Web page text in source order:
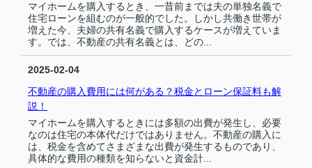
マイホームを購入するとき、一昔前までは夫の単独名義で
住宅ローンを組むのが一般的でした。しかし共働き世帯が
増えた今、夫婦の共有名義で購入するケースが増えていま
す。では、不動産の共有名義とは、どの...
2025-02-04
不動産の購入費用には何がある？税金とローン保証料も解
説！
マイホームを購入するときには多額の出費が発生し、必要
なのは住宅の本体代だけではありません。不動産の購入に
は、税金を含めてさまざまな出費が発生するものであり、
具体的な費用の種類を知らないと資金計...